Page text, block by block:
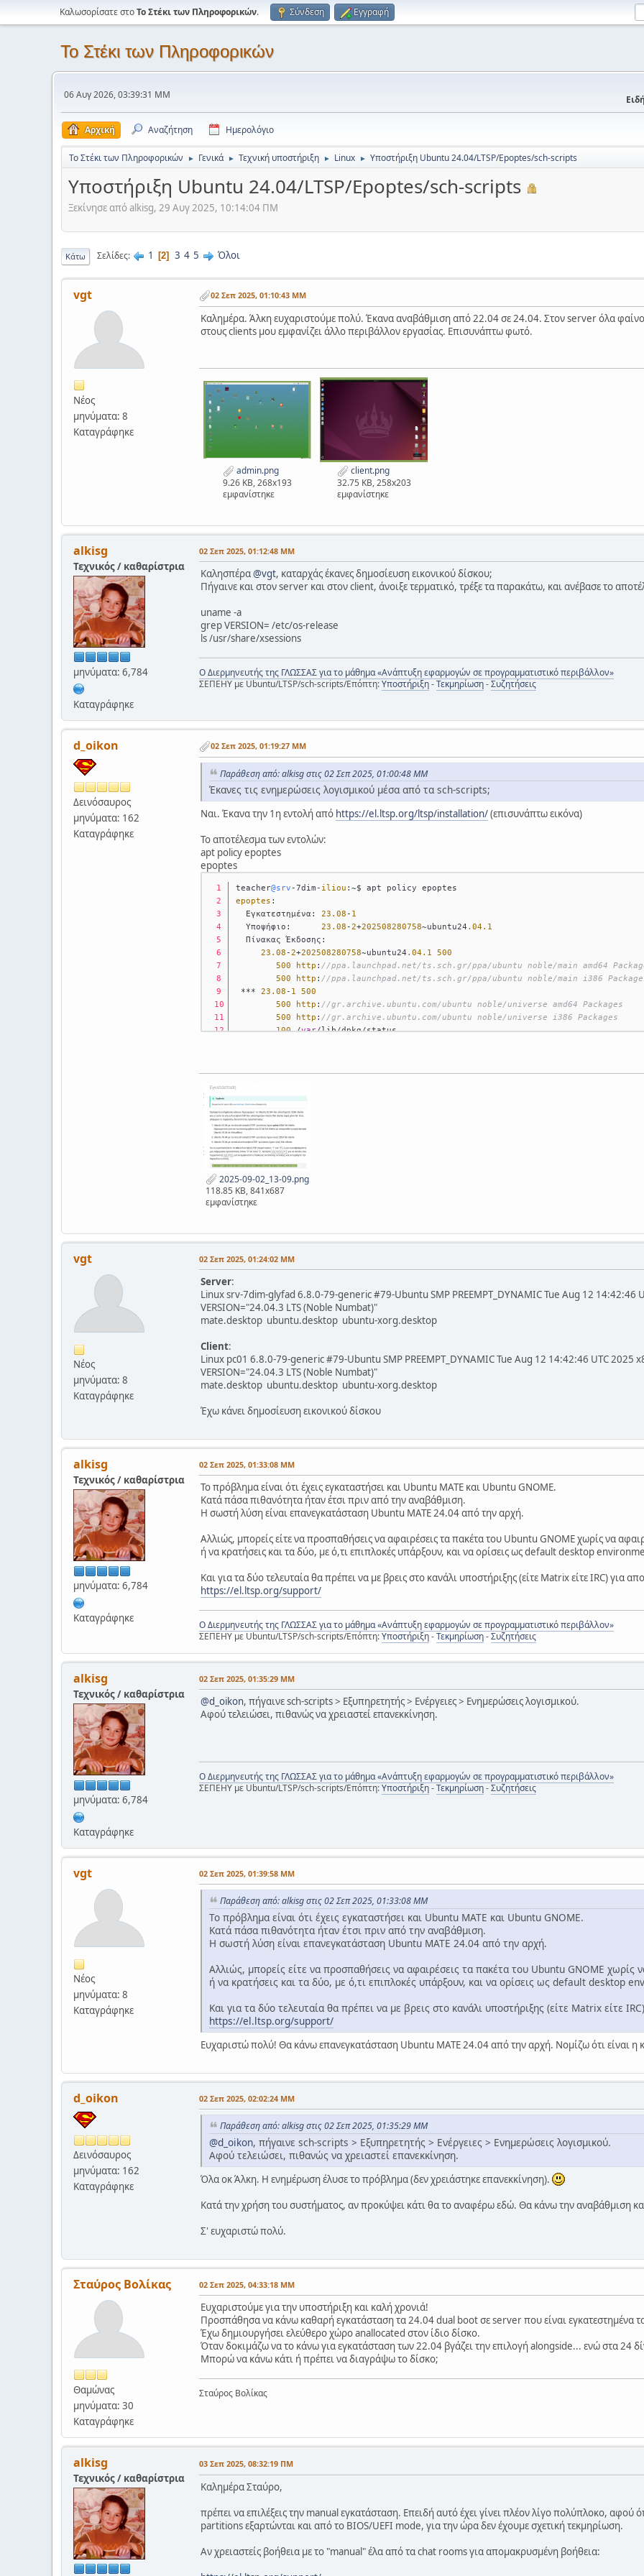
Καλωσορίσατε στοΤο Στέκι των Πληροφορικών. Σύνδεση Εγγραφή
Το Στέκι των Πληροφορικών
06 Αυγ 2026, 03:39:31 ΜΜ
Αρχική Αναζήτηση Ημερολόγιο
Το Στέκι των Πληροφορικών ► Γενικά ► Τεχνική υποστήριξη ► Linux ► Υποστήριξη Ubuntu 24.04/LTSP/Epoptes/sch-scripts
Υποστήριξη Ubuntu 24.04/LTSP/Epoptes/sch-scripts
Ξεκίνησε από alkisg, 29 Αυγ 2025, 10:14:04 ΠΜ
Κάτω Σελίδες 1 2 3 4 5 Όλοι
vgt
Νέος
μηνύματα: 8
Καταγράφηκε
02 Σεπ 2025, 01:10:43 ΜΜ
Καλημέρα. Άλκη ευχαριστούμε πολύ. Έκανα αναβάθμιση από 22.04 σε 24.04. Στον server όλα
στους clients μου εμφανίζει άλλο περιβάλλον εργασίας. Επισυνάπτω φωτό.
admin.png
9.26 KB, 268x193
εμφανίστηκε
client.png
32.75 KB, 258x203
εμφανίστηκε
alkisg
Τεχνικός / καθαρίστρια
μηνύματα: 6,784
Καταγράφηκε
02 Σεπ 2025, 01:12:48 ΜΜ
Καλησπέρα@vgt, καταρχάς έκανες δημοσίευση εικονικού δίσκου;
Πήγαινε και στον server και στον client, άνοιξε τερματικό, τρέξε τα παρακάτω, και ανέβασε το
uname -a
grep VERSION= /etc/os-release
ls /usr/share/xsessions
Ο Διερμηνευτής της ΓΛΩΣΣΑΣ για το μάθημα «Ανάπτυξη εφαρμογών σε προγραμματιστικό περιβάλλον»
ΣΕΠΕΗΥ με Ubuntu/LTSP/sch-scripts/Επόπτη:Υποστήριξη-Τεκμηρίωση-Συζητήσεις
d_oikon
Δεινόσαυρος
μηνύματα: 162
Καταγράφηκε
02 Σεπ 2025, 01:19:27 ΜΜ
Παράθεση από: alkisg στις 02 Σεπ 2025, 01:00:48 ΜΜ
Έκανες τις ενημερώσεις λογισμικού μέσα από τα sch-scripts;
Ναι. Έκανα την 1η εντολή από https://el.ltsp.org/ltsp/installation/(επισυνάπτω εικόνα)
Το αποτέλεσμα των εντολών:
apt policy epoptes
epoptes
teacher@srv -7dim- iliou :~$ apt policy epoptes
epoptes :
Εγκατεστημένα: 23.08 - 1
Υποψήφιο: 23.08 -2+202508280758~ubuntu24 .04.1
Πίνακας Έκδοσης:
23.08 -2+202508280758~ubuntu24 .04.1
500
500
http : //ppa.launchpad.net/ts.sch.gr/ppa/ubuntu noble/main amd64
500
http : //ppa.launchpad.net/ts.sch.gr/ppa/ubuntu noble/main i386
*** 23.08 - 1
500
500
http : //gr.archive.ubuntu.com/ubuntu noble/universe amd64 Packages
500
http : //gr.archive.ubuntu.com/ubuntu noble/universe i386 Packages
100 /var/lib/dpkg/status
File "/usr/lib/python3/dist-packages/epoptes/ui/gui.py"
from
ModuleNotFoundError
2025-09-02_13-09.png
118.85 KB, 841x687
εμφανίστηκε
vgt
Νέος
μηνύματα: 8
Καταγράφηκε
02 Σεπ 2025, 01:24:02 ΜΜ
Server:
Linux srv-7dim-glyfad 6.8.0-79-generic #79-Ubuntu SMP PREEMPT_DYNAMIC Tue Aug 12 14:42:46
VERSION="24.04.3 LTS (Noble Numbat)"
mate.desktop ubuntu.desktop ubuntu-xorg.desktop
Client:
Linux pc01 6.8.0-79-generic #79-Ubuntu SMP PREEMPT_DYNAMIC Tue Aug 12 14:42:46 UTC 2025
VERSION="24.04.3 LTS (Noble Numbat)"
mate.desktop ubuntu.desktop ubuntu-xorg.desktop
Έχω κάνει δημοσίευση εικονικού δίσκου
alkisg
Τεχνικός / καθαρίστρια
μηνύματα: 6,784
Καταγράφηκε
02 Σεπ 2025, 01:33:08 ΜΜ
Το πρόβλημα είναι ότι έχεις εγκαταστήσει και Ubuntu MATE και Ubuntu GNOME.
Κατά πάσα πιθανότητα ήταν έτσι πριν από την αναβάθμιση.
Η σωστή λύση είναι επανεγκατάσταση Ubuntu MATE 24.04 από την αρχή.
Αλλιώς, μπορείς είτε να προσπαθήσεις να αφαιρέσεις τα πακέτα του Ubuntu GNOME χωρίς να
ή να κρατήσεις και τα δύο, με ό,τι επιπλοκές υπάρξουν, και να ορίσεις ως default desktop
Και για τα δύο τελευταία θα πρέπει να με βρεις στο κανάλι υποστήριξης (είτε Matrix είτε IRC) για
https://el.ltsp.org/support/
Ο Διερμηνευτής της ΓΛΩΣΣΑΣ για το μάθημα «Ανάπτυξη εφαρμογών σε προγραμματιστικό περιβάλλον»
ΣΕΠΕΗΥ με Ubuntu/LTSP/sch-scripts/Επόπτη:Υποστήριξη-Τεκμηρίωση-Συζητήσεις
alkisg
Τεχνικός / καθαρίστρια
μηνύματα: 6,784
Καταγράφηκε
02 Σεπ 2025, 01:35:29 ΜΜ
@d_oikon, πήγαινε sch-scripts > Εξυπηρετητής > Ενέργειες > Ενημερώσεις λογισμικού.
Αφού τελειώσει, πιθανώς να χρειαστεί επανεκκίνηση.
Ο Διερμηνευτής της ΓΛΩΣΣΑΣ για το μάθημα «Ανάπτυξη εφαρμογών σε προγραμματιστικό περιβάλλον»
ΣΕΠΕΗΥ με Ubuntu/LTSP/sch-scripts/Επόπτη:Υποστήριξη-Τεκμηρίωση-Συζητήσεις
vgt
Νέος
μηνύματα: 8
Καταγράφηκε
02 Σεπ 2025, 01:39:58 ΜΜ
Παράθεση από: alkisg στις 02 Σεπ 2025, 01:33:08 ΜΜ
Το πρόβλημα είναι ότι έχεις εγκαταστήσει και Ubuntu MATE και Ubuntu GNOME.
Κατά πάσα πιθανότητα ήταν έτσι πριν από την αναβάθμιση.
Η σωστή λύση είναι επανεγκατάσταση Ubuntu MATE 24.04 από την αρχή.
Αλλιώς, μπορείς είτε να προσπαθήσεις να αφαιρέσεις τα πακέτα του Ubuntu GNOME χωρίς
ή να κρατήσεις και τα δύο, με ό,τι επιπλοκές υπάρξουν, και να ορίσεις ως default desktop
Και για τα δύο τελευταία θα πρέπει να με βρεις στο κανάλι υποστήριξης (είτε Matrix είτε
https://el.ltsp.org/support/
Ευχαριστώ πολύ! Θα κάνω επανεγκατάσταση Ubuntu MATE 24.04 από την αρχή. Νομίζω ότι είναι η
d_oikon
Δεινόσαυρος
μηνύματα: 162
Καταγράφηκε
02 Σεπ 2025, 02:02:24 ΜΜ
Παράθεση από: alkisg στις 02 Σεπ 2025, 01:35:29 ΜΜ
@d_oikon, πήγαινε sch-scripts > Εξυπηρετητής > Ενέργειες > Ενημερώσεις λογισμικού.
Αφού τελειώσει, πιθανώς να χρειαστεί επανεκκίνηση.
Όλα οκ Άλκη. Η ενημέρωση έλυσε το πρόβλημα (δεν χρειάστηκε επανεκκίνηση).
Κατά την χρήση του συστήματος, αν προκύψει κάτι θα το αναφέρω εδώ. Θα κάνω την αναβάθμιση
Σ' ευχαριστώ πολύ.
Σταύρος Βολίκας
Θαμώνας
μηνύματα: 30
Καταγράφηκε
02 Σεπ 2025, 04:33:18 ΜΜ
Ευχαριστούμε για την υποστήριξη και καλή χρονιά!
Προσπάθησα να κάνω καθαρή εγκατάσταση τα 24.04 dual boot σε server που είναι εγκατεστημένα
Έχω δημιουργήσει ελεύθερο χώρο anallocated στον ίδιο δίσκο.
Όταν δοκιμάζω να το κάνω για εγκατάσταση των 22.04 βγάζει την επιλογή alongside... ενώ στα 24
Μπορώ να κάνω κάτι ή πρέπει να διαγράψω το δίσκο;
Σταύρος Βολίκας
alkisg
Τεχνικός / καθαρίστρια
03 Σεπ 2025, 08:32:19 ΠΜ
Καλημέρα Σταύρο,
πρέπει να επιλέξεις την manual εγκατάσταση. Επειδή αυτό έχει γίνει πλέον λίγο πολύπλοκο, αφού
partitions εξαρτώνται και από το BIOS/UEFI mode, για την ώρα δεν έχουμε σχετική τεκμηρίωση.
Αν χρειαστείς βοήθεια με το "manual" έλα από τα chat rooms για απομακρυσμένη βοήθεια: